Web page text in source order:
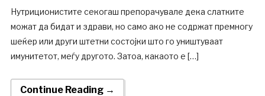
Нутриционистите секогаш препорачувале дека слатките
можат да бидат и здрави, но само ако не содржат премногу
шеќер или други штетни состојки што го уништуваат
имунитетот, меѓу другото. Затоа, какаото е […]
Continue Reading →